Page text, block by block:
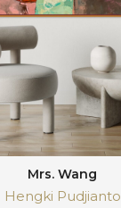
Mrs. Wang
Hengki Pudjianto